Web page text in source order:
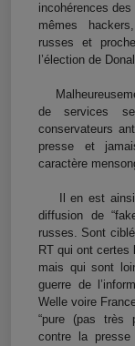
incohérences
mêmes
russes et
l’élection de
de services
conservateurs
presse et
caractère
Il en est ainsi
diffusion de
russes. Sont
RT qui ont certes
mais qui sont
guerre de
Welle voire
“pure (pas très
contre la